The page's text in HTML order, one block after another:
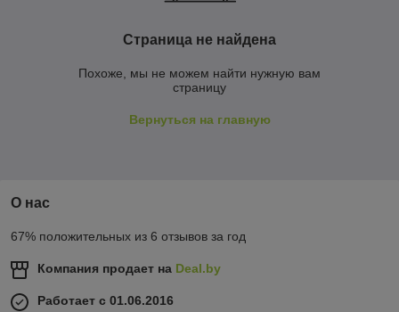
Страница не найдена
Похоже, мы не можем найти нужную вам
страницу
Вернуться на главную
О нас
67% положительных из 6 отзывов за год
Компания продает на Deal.by
Работает с 01.06.2016